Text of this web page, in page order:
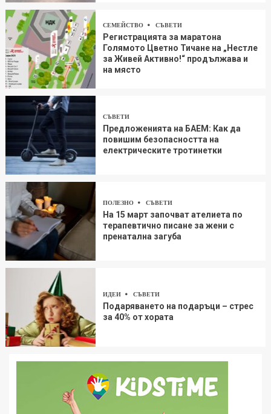
СЕМЕЙСТВО СЪВЕТИ
Регистрацията за маратона
Голямото Цветно Тичане на „Нестле
за Живей Aктивно!“ продължава и
на място
СЪВЕТИ
Предложенията на БАЕМ: Как да
повишим безопасността на
електрическите тротинетки
ПОЛЕЗНО СЪВЕТИ
На 15 март започват ателиета по
терапевтично писане за жени с
пренатална загуба
ИДЕИ СЪВЕТИ
Подаряването на подаръци – стрес
за 40% от хората